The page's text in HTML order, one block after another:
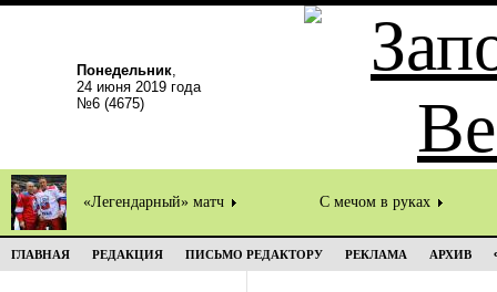
Понедельник,
24 июня 2019 года
№6 (4675)
«Легендарный» матч С мечом в руках
ГЛАВНАЯ РЕДАКЦИЯ ПИСЬМО РЕДАКТОРУ РЕКЛАМА АРХИВ